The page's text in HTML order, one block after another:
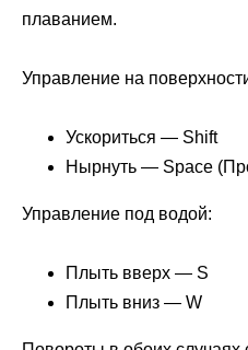
плаванием.
Управление на
Ускориться — Shift
Нырнуть — Space
Управление под водой:
Плыть вверх — S
Плыть вниз — W